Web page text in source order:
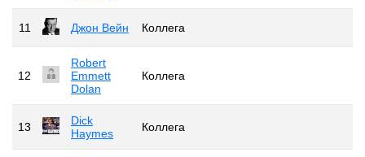
11 Джон Вейн Коллега
12
Robert
Emmett
Dolan
Коллега
13
Dick
Haymes
Коллега